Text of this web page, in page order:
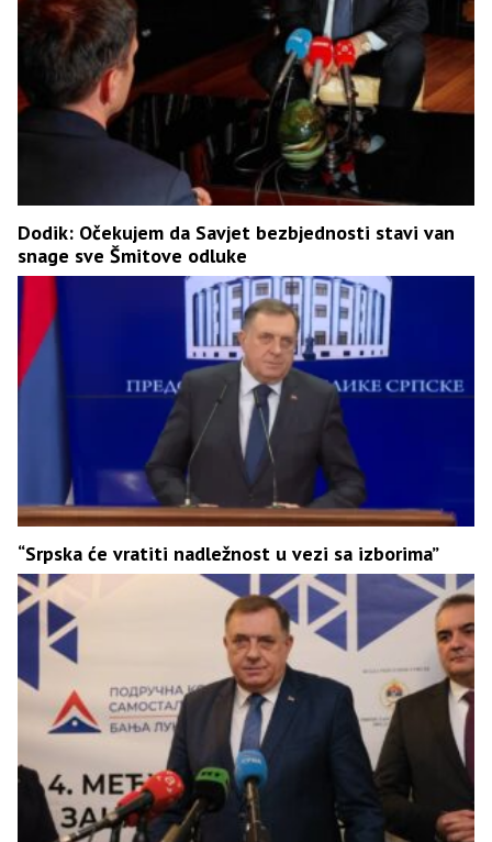
Dodik: Očekujem da Savjet bezbjednosti stavi van
snage sve Šmitove odluke
“Srpska će vratiti nadležnost u vezi sa izborima”